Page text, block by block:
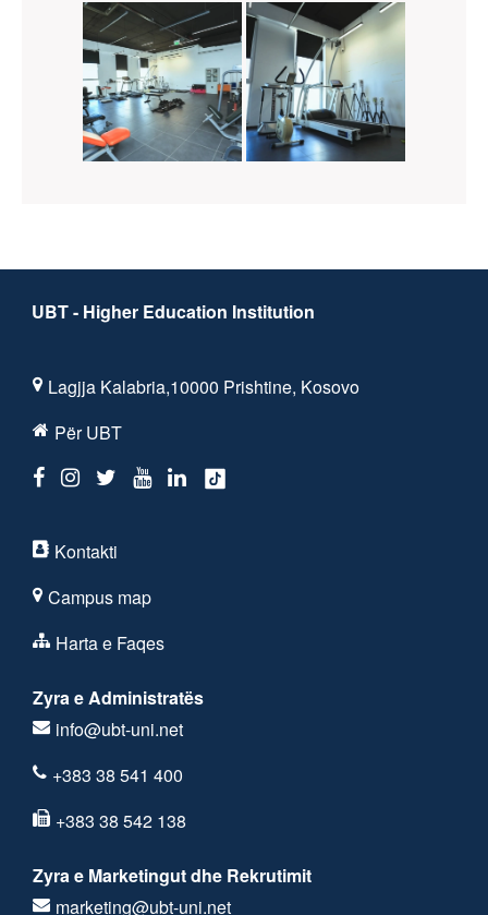
UBT - Higher Education Institution
Lagjja Kalabria,10000 Prishtine, Kosovo
Për UBT
Kontakti
Campus map
Harta e Faqes
Zyra e Administratës
info@ubt-uni.net
+383 38 541 400
+383 38 542 138
Zyra e Marketingut dhe Rekrutimit
marketing@ubt-uni.net